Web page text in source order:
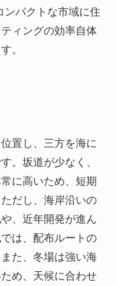
ンパクトな市域に住
ィングの効率自体
。
置し、三方を海に
。坂道が少なく、
に高いため、短期
だし、海岸沿いの
、近年開発が進ん
は、配布ルートの
た、冬場は強い海
め、天候に合わせ